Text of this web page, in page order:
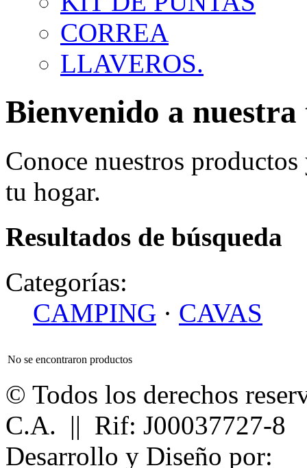
CORREA
LLAVEROS.
Bienvenido a
Conoce nuestros
tu hogar.
Resultados de búsqueda
Categorías:
CAMPING · CAVAS
No se encontraron productos
© Todos los derechos
C.A. || Rif: J00037727-8
Desarrollo y Diseño por: